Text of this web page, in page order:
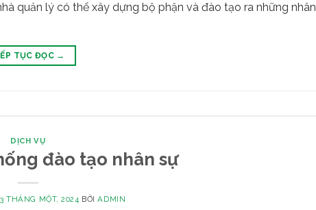
quản lý có thể xây dựng bộ phận và đào tạo ra những nhân
TỤC ĐỌC →
DỊCH VỤ
đào tạo nhân sự
THÁNG MỘT, 2024 BỞIADMIN